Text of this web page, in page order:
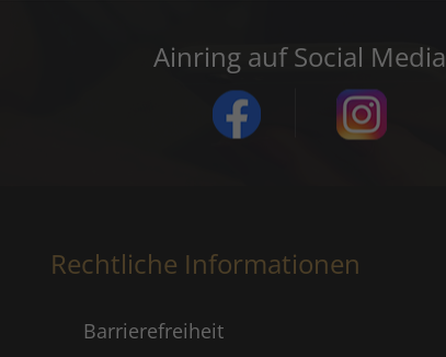
Ainring auf Social Media
Rechtliche Informationen
Barrierefreiheit